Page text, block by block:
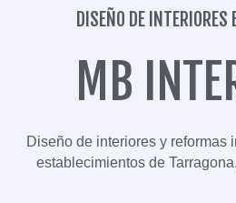
DISEÑO DE INTERIORES
MB
Diseño de interiores y reformas
establecimientos de